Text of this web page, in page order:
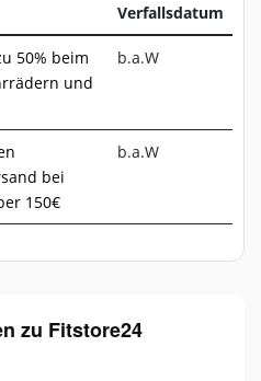
Verfallsdatum
50% beim
und
b.a.W
bei
150€
b.a.W
zu Fitstore24